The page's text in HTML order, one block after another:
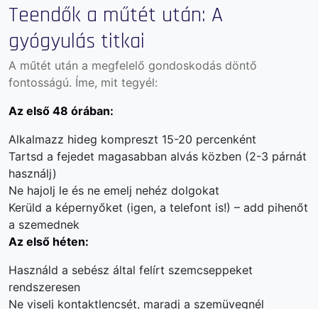
Teendők a műtét után: A
gyógyulás titkai
A műtét után a megfelelő gondoskodás döntő
fontosságú. Íme, mit tegyél:
Az első 48 órában:
Alkalmazz hideg kompreszt 15-20 percenként
Tartsd a fejedet magasabban alvás közben (2-3 párnát
használj)
Ne hajolj le és ne emelj nehéz dolgokat
Kerüld a képernyőket (igen, a telefont is!) – add pihenőt
a szemednek
Az első héten:
Használd a sebész által felírt szemcseppeket
rendszeresen
Ne viselj kontaktlencsét, maradj a szemüvegnél